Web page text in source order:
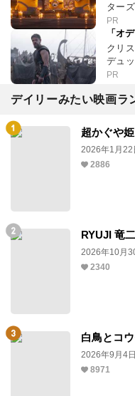
ター
PR
「オ
クリ
デュ
PR
デイリーみたい映画ラ
超かぐや姫
2026年1月22
2886
RYUJI 竜二
2026年10月
2340
白鳥とコ
2026年9月4
8971